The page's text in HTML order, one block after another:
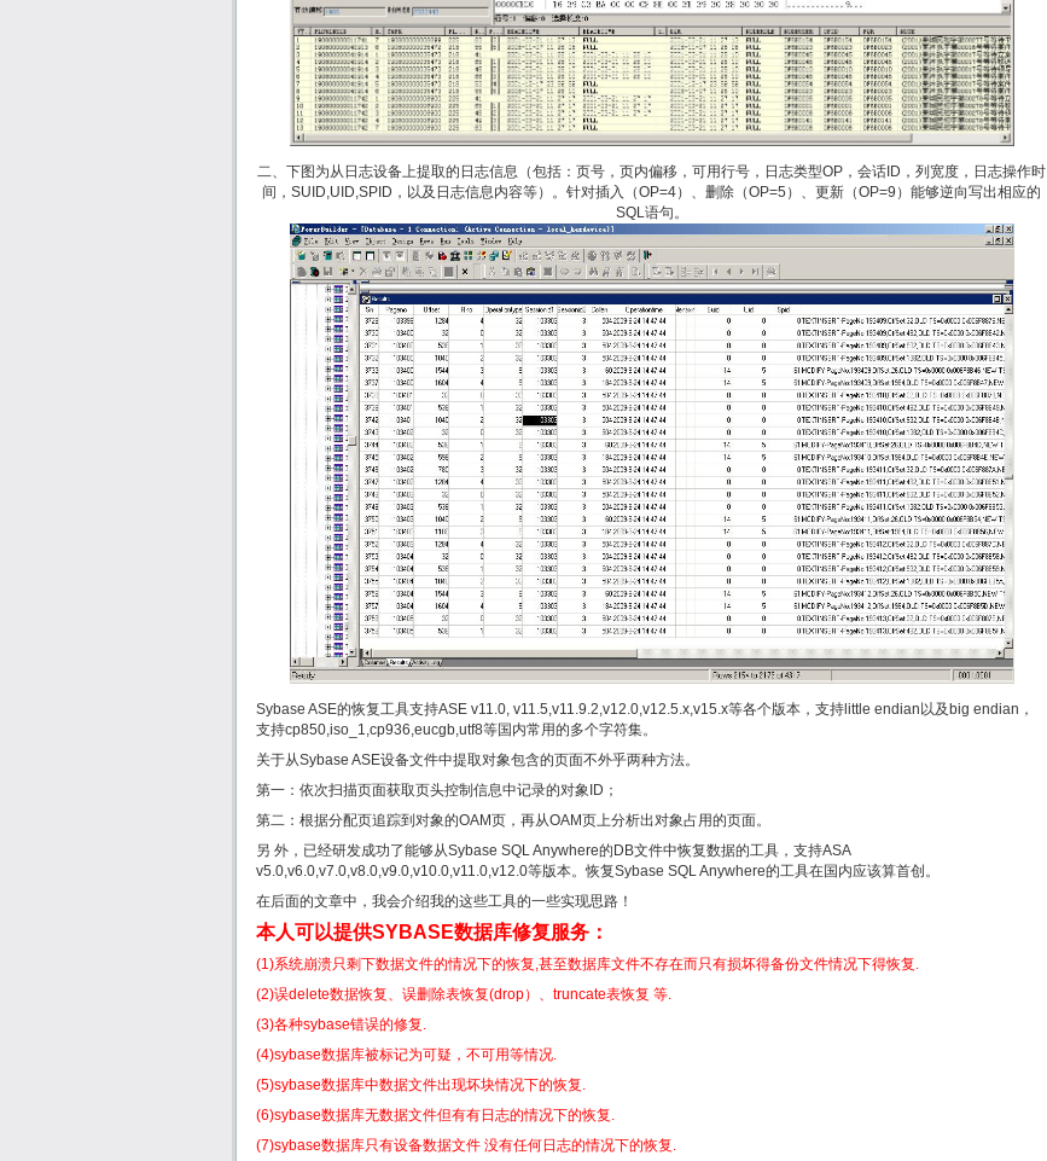
二、下图为从日志设备上提取的日志信息（包括：页号，页内偏移，可用行号，日志类型OP，会话ID，列宽度，日志操作时
间，SUID,UID,SPID，以及日志信息内容等）。针对插入（OP=4）、删除（OP=5）、更新（OP=9）能够逆向写出相应的
SQL语句。
Sybase ASE的恢复工具支持ASE v11.0, v11.5,v11.9.2,v12.0,v12.5.x,v15.x等各个版本，支持little endian以及big endian，
支持cp850,iso_1,cp936,eucgb,utf8等国内常用的多个字符集。
关于从Sybase ASE设备文件中提取对象包含的页面不外乎两种方法。
第一：依次扫描页面获取页头控制信息中记录的对象ID；
第二：根据分配页追踪到对象的OAM页，再从OAM页上分析出对象占用的页面。
另 外，已经研发成功了能够从Sybase SQL Anywhere的DB文件中恢复数据的工具，支持ASA
v5.0,v6.0,v7.0,v8.0,v9.0,v10.0,v11.0,v12.0等版本。恢复Sybase SQL Anywhere的工具在国内应该算首创。
在后面的文章中，我会介绍我的这些工具的一些实现思路！
本人可以提供SYBASE数据库修复服务：
(1)系统崩溃只剩下数据文件的情况下的恢复,甚至数据库文件不存在而只有损坏得备份文件情况下得恢复.
(2)误delete数据恢复、误删除表恢复(drop）、truncate表恢复 等.
(3)各种sybase错误的修复.
(4)sybase数据库被标记为可疑，不可用等情况.
(5)sybase数据库中数据文件出现坏块情况下的恢复.
(6)sybase数据库无数据文件但有有日志的情况下的恢复.
(7)sybase数据库只有设备数据文件 没有任何日志的情况下的恢复.